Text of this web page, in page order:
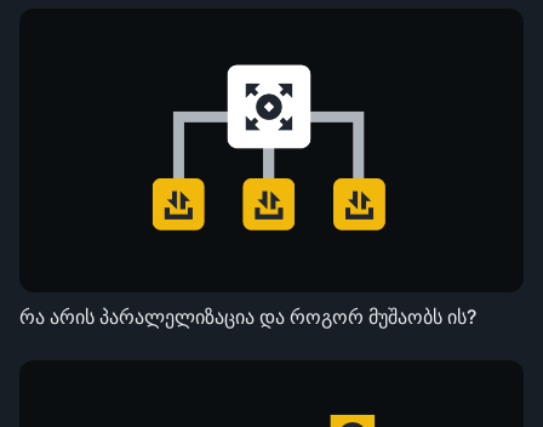
რა არის პარალელიზაცია და როგორ მუშაობს ის?